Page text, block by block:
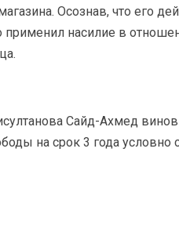
Осознав, что его
насилие в
Сайд-Ахмед
на срок 3 года условно